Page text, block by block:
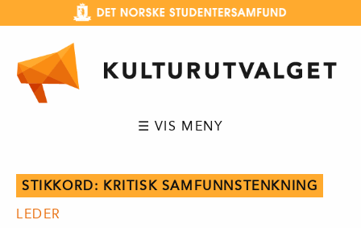
innhold
☰ VIS MENY
STIKKORD: KRITISK SAMFUNNSTENKNING
LEDER